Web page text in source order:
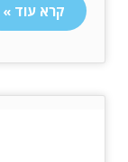
קרא עוד »